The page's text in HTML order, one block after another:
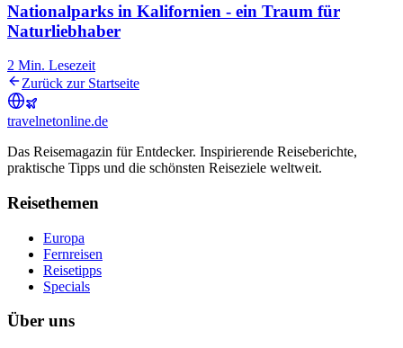
Nationalparks in Kalifornien - ein Traum für
Naturliebhaber
2 Min. Lesezeit
Zurück zur Startseite
travelnetonline.de
Das Reisemagazin für Entdecker. Inspirierende Reiseberichte,
praktische Tipps und die schönsten Reiseziele weltweit.
Reisethemen
Europa
Fernreisen
Reisetipps
Specials
Über uns